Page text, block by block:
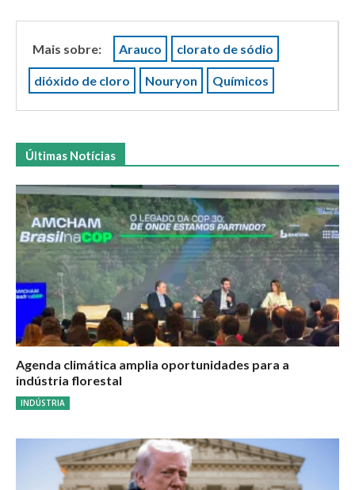
Mais sobre: Arauco clorato de sódio
dióxido de cloro Nouryon Químicos
Últimas Notícias
Agenda climática amplia oportunidades para a
indústria florestal
INDÚSTRIA